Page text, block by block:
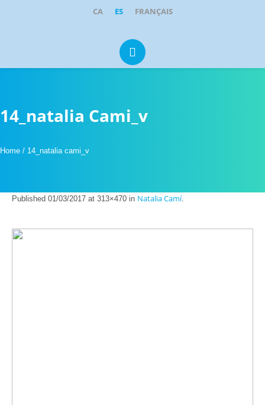
CA ES FRANÇAIS
Portugal 1, Local 1-2·08211
14_natalia Cami_v
Home / 14_natalia cami_v
Published 01/03/2017 at 313×470 in Natalia Camí.